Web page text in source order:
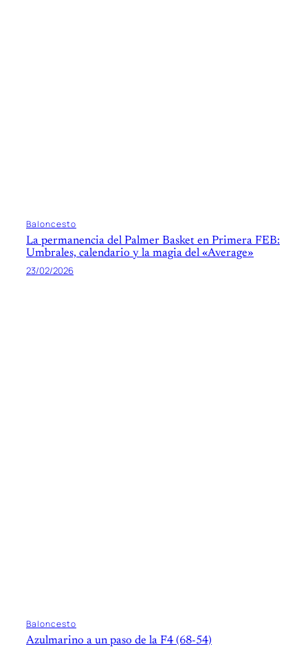
Baloncesto
La permanencia del Palmer Basket en Primera FEB:
Umbrales, calendario y la magia del «Average»
23/02/2026
Baloncesto
Azulmarino a un paso de la F4 (68-54)